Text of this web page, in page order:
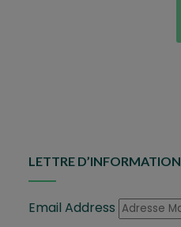
LETTRE D’INFORMATION
Email Address